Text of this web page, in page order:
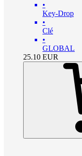
•
Key-Drop
•
Clé
•
GLOBAL
25.10 EUR